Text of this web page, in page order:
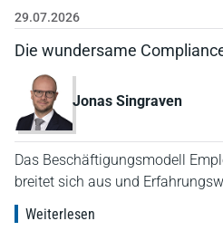
29.07.2026
Die wundersame
Jonas Singraven
Das Beschäftigungsmodell
breitet sich aus und
Weiterlesen